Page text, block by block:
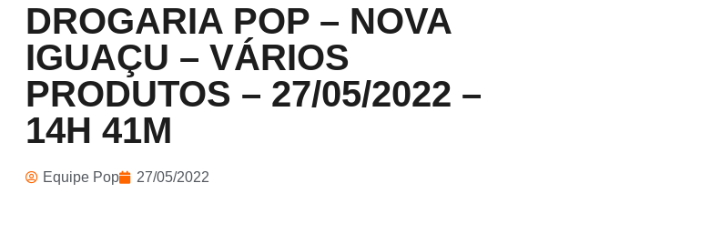
DROGARIA POP – NOVA
IGUAÇU – VÁRIOS
PRODUTOS – 27/05/2022 –
14H 41M
Equipe Pop 27/05/2022